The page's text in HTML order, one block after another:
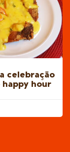
celebração
hour